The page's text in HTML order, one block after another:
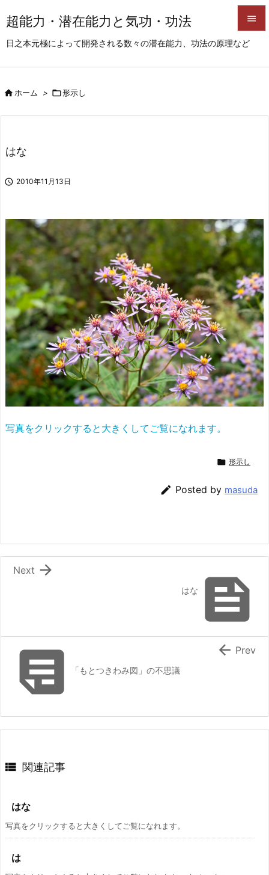
超能力・潜在能力と気功・功法
日之本元極によって開発される数々の潜在能力、功法の原理など


前へ
ホーム > 形示し
はな
 2010年11月13日
写真をクリックすると大きくしてご覧になれます。
 形示し
 Posted by masuda

はな

Next
 「もとつきわみ図」の不思議
 Prev
 関連記事
はな
写真をクリックすると大きくしてご覧になれます。
は